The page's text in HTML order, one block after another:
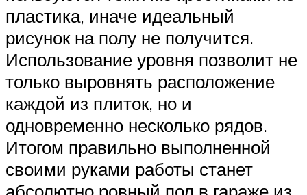
пластика, иначе идеальный
рисунок на полу не получится.
Использование уровня позволит не
только выровнять расположение
каждой из плиток, но и
одновременно несколько рядов.
Итогом правильно выполненной
своими руками работы станет